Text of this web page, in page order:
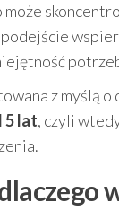
podejście
z myślą
5 lat, czyli